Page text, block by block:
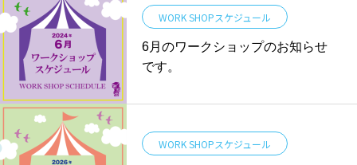
WORK SHOPスケジュール
6月のワークショップのお知らせ
です。
WORK SHOPスケジュール